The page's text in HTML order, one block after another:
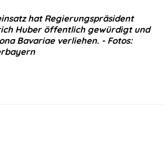
hat Regierungspräsident
Huber öffentlich gewürdigt und
Bavariae verliehen. - Fotos: